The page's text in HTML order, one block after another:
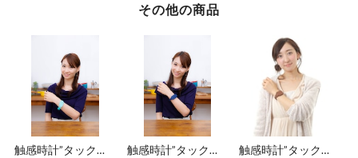
その他の商品
触感時計”タックタ
触感時計”タックタ
触感時計”タックタ